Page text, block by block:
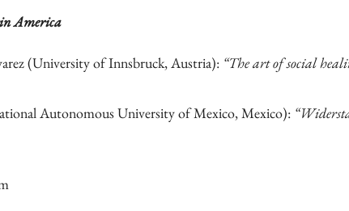
America
(University of Innsbruck, Austria):“The art of social
Autonomous University of Mexico, Mexico):